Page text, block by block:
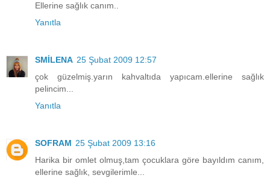
Ellerine sağlık canım..
Yanıtla
SMİLENA 25 Şubat 2009 12:57
çok güzelmiş.yarın kahvaltıda yapıcam.ellerine sağlık
pelincim...
Yanıtla
SOFRAM 25 Şubat 2009 13:16
Harika bir omlet olmuş,tam çocuklara göre bayıldım canım,
ellerine sağlık, sevgilerimle...